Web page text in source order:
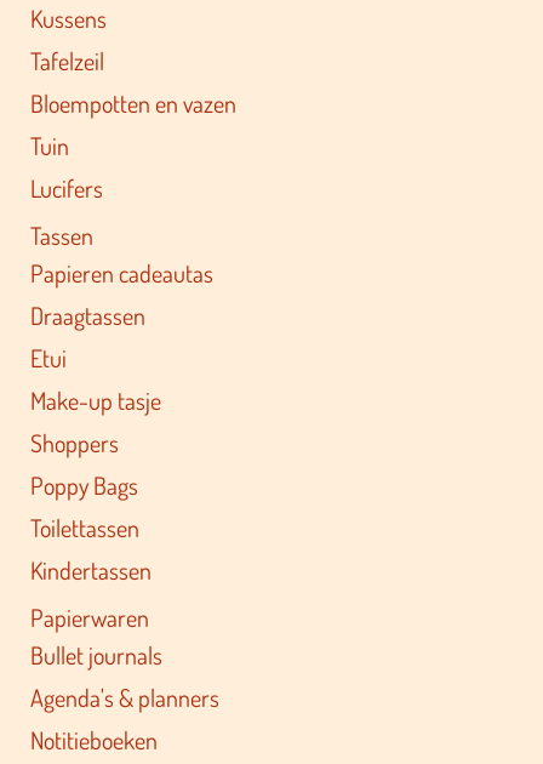
Kussens
Tafelzeil
Bloempotten en vazen
Tuin
Lucifers
Tassen
Papieren cadeautas
Draagtassen
Etui
Make-up tasje
Shoppers
Poppy Bags
Toilettassen
Kindertassen
Papierwaren
Bullet journals
Agenda's & planners
Notitieboeken